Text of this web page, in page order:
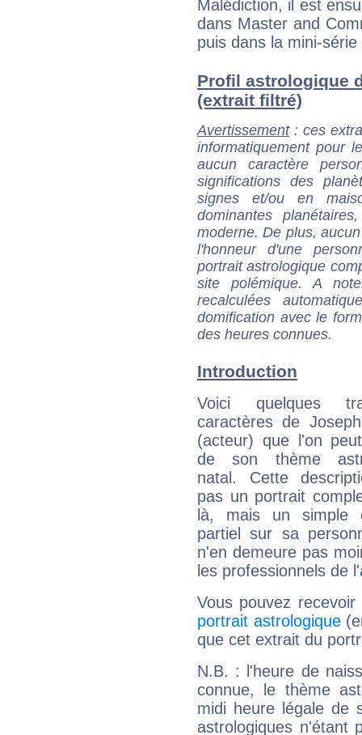
Malédiction, il est
dans Master and
puis dans la mini-
Profil astrologique
(extrait filtré)
Avertissement: ces
informatiquement pour
aucun caractère
significations des
signes et/ou en
dominantes
moderne. De plus,
l'honneur d'une
portrait astrologique
site polémique. A
recalculées
domification avec le
des heures connues.
Introduction
Voici quelques
caractères de
(acteur) que l'on
de son thème
natal. Cette
pas un portrait
là, mais un simple
partiel sur sa
n'en demeure pas
les professionnels de l'
Vous pouvez
portrait astrologique
que cet extrait du
N.B. : l'heure de
connue, le thème
midi heure légale de
astrologiques n'étant